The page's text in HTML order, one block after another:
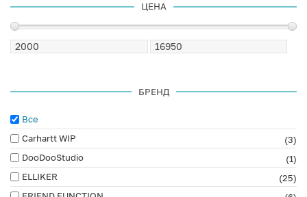
ЦЕНА
БРЕНД
Все
Carhartt WIP
(3)
DooDooStudio
(1)
ELLIKER
(25)